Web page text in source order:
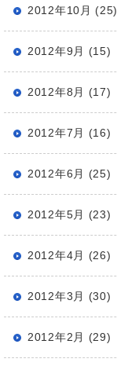
2012年10月 (25)
2012年9月 (15)
2012年8月 (17)
2012年7月 (16)
2012年6月 (25)
2012年5月 (23)
2012年4月 (26)
2012年3月 (30)
2012年2月 (29)